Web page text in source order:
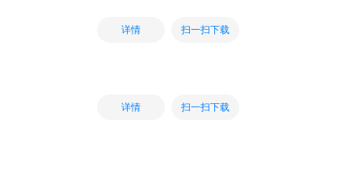
详情 扫一扫下载
详情 扫一扫下载